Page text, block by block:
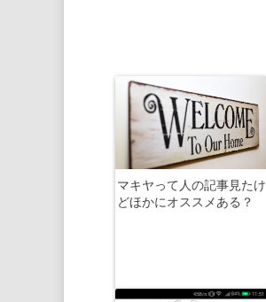
マキヤって人の記事見たけ
どほかにオススメある？